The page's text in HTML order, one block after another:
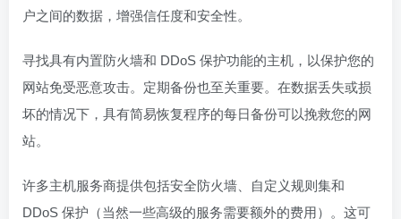
户之间的数据，增强信任度和安全性。
寻找具有内置防火墙和 DDoS 保护功能的主机，以保护您的
网站免受恶意攻击。定期备份也至关重要。在数据丢失或损
坏的情况下，具有简易恢复程序的每日备份可以挽救您的网
站。
许多主机服务商提供包括安全防火墙、自定义规则集和
DDoS 保护（当然一些高级的服务需要额外的费用）。这可